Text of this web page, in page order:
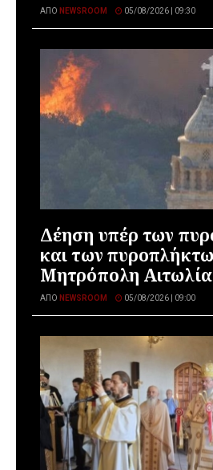
ΑΠΌ NEWSROOM 05/08/2026 | 09:30
Δέηση υπέρ των
και των
Μητρόπολη
ΑΠΌ NEWSROOM 05/08/2026 | 09:00